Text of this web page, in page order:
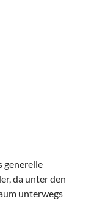
generelle
da unter den
unterwegs